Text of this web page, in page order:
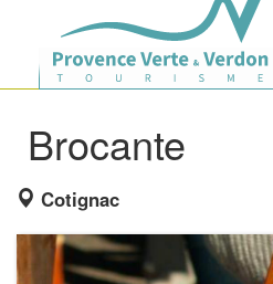
Brocante
Cotignac